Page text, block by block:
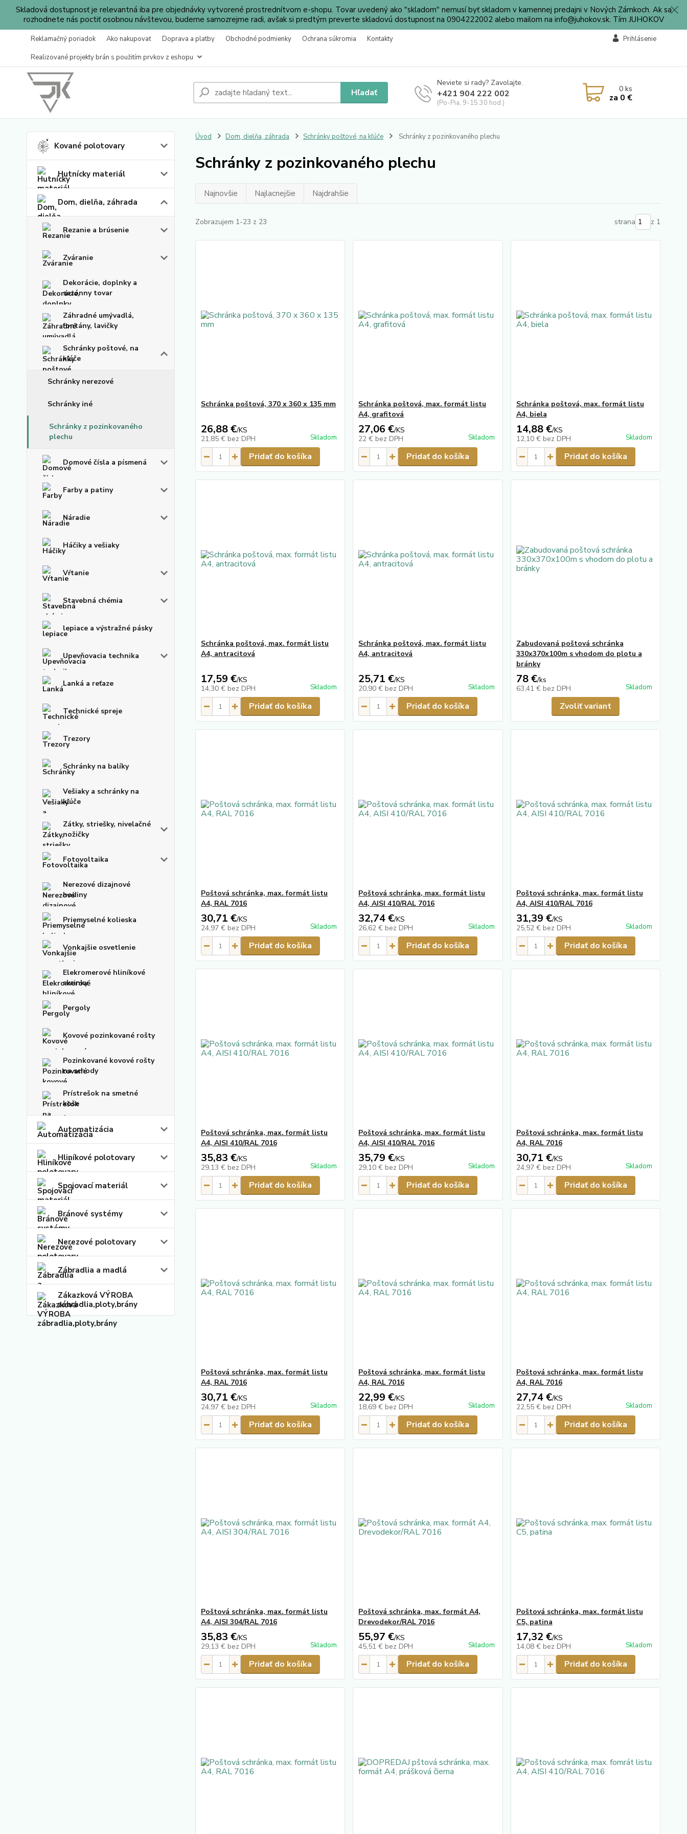
Skladová dostupnosť je relevantná iba pre objednávky vytvorené prostrednítvom e-shopu. Tovar uvedený ako "skladom" nemusí byť skladom v kamennej predajni v Nových Zámkoch. Ak sa
rozhodnete nás poctiť osobnou návštevou, budeme samozrejme radi, avšak si predtým preverte skladovú dostupnosť na 0904222002 alebo mailom na info@juhokov.sk. Tím JUHOKOV
Reklamačný poriadok Ako nakupovať Doprava a platby Obchodné podmienky Ochrana súkromia
Kontakty
Realizované projekty brán s použitím prvkov z eshopu
Prihlásenie
Hľadať
Neviete si rady? Zavolajte.
+421 904 222 002
(Po-Pia, 9-15.30 hod.)
0ks
za 0 €
Kované polotovary
Hutnícky materiál
Dom, dielňa, záhrada
Rezanie a brúsenie
Zváranie
Dekorácie, doplnky a
sezónny tovar
Záhradné umývadlá,
fontány, lavičky
Schránky poštové, na
kľúče
Schránky nerezové
Schránky iné
Schránky z pozinkovaného
plechu
Domové čísla a písmená
Farby a patiny
Náradie
Háčiky a vešiaky
Vŕtanie
Stavebná chémia
lepiace a výstražné pásky
Upevňovacia technika
Lanká a reťaze
Technické spreje
Trezory
Schránky na balíky
Vešiaky a schránky na
kľúče
Zátky, striešky, nivelačné
nožičky
Fotovoltaika
Nerezové dizajnové
hodiny
Priemyselné kolieska
Vonkajšie osvetlenie
Elekromerové hliníkové
skrinky
Pergoly
Kovové pozinkované rošty
Pozinkované kovové rošty
na schody
Prístrešok na smetné
koše
Automatizácia
Hliníkové polotovary
Spojovací materiál
Bránové systémy
Nerezové polotovary
Zábradlia a madlá
Zákazková VÝROBA
zábradlia,ploty,brány
Úvod Dom, dielňa, záhrada Schránky poštové, na kľúče Schránky z pozinkovaného plechu
Schránky z pozinkovaného plechu
Najnovšie Najlacnejšie Najdrahšie
Zobrazujem 1-23 z 23 strana z 1
Schránka poštová, 370 x 360 x 135 mm
26,88 €/KS
21,85 € bez DPH Skladom
Pridať do košíka
Schránka poštová, max. formát listu
A4, grafitová
27,06 €/KS
22 € bez DPH Skladom
Pridať do košíka
Schránka poštová, max. formát listu
A4, biela
14,88 €/KS
12,10 € bez DPH Skladom
Pridať do košíka
Schránka poštová, max. formát listu
A4, antracitová
17,59 €/KS
14,30 € bez DPH Skladom
Pridať do košíka
Schránka poštová, max. formát listu
A4, antracitová
25,71 €/KS
20,90 € bez DPH Skladom
Pridať do košíka
Zabudovaná poštová schránka
330x370x100m s vhodom do plotu a
bránky
78 €/ks
63,41 € bez DPH Skladom
Zvoliť variant
Poštová schránka, max. formát listu
A4, RAL 7016
30,71 €/KS
24,97 € bez DPH Skladom
Pridať do košíka
Poštová schránka, max. formát listu
A4, AISI 410/RAL 7016
32,74 €/KS
26,62 € bez DPH Skladom
Pridať do košíka
Poštová schránka, max. formát listu
A4, AISI 410/RAL 7016
31,39 €/KS
25,52 € bez DPH Skladom
Pridať do košíka
Poštová schránka, max. formát listu
A4, AISI 410/RAL 7016
35,83 €/KS
29,13 € bez DPH Skladom
Pridať do košíka
Poštová schránka, max. formát listu
A4, AISI 410/RAL 7016
35,79 €/KS
29,10 € bez DPH Skladom
Pridať do košíka
Poštová schránka, max. formát listu
A4, RAL 7016
30,71 €/KS
24,97 € bez DPH Skladom
Pridať do košíka
Poštová schránka, max. formát listu
A4, RAL 7016
30,71 €/KS
24,97 € bez DPH Skladom
Pridať do košíka
Poštová schránka, max. formát listu
A4, RAL 7016
22,99 €/KS
18,69 € bez DPH Skladom
Pridať do košíka
Poštová schránka, max. formát listu
A4, RAL 7016
27,74 €/KS
22,55 € bez DPH Skladom
Pridať do košíka
Poštová schránka, max. formát listu
A4, AISI 304/RAL 7016
35,83 €/KS
29,13 € bez DPH Skladom
Pridať do košíka
Poštová schránka, max. formát A4,
Drevodekor/RAL 7016
55,97 €/KS
45,51 € bez DPH Skladom
Pridať do košíka
Poštová schránka, max. formát listu
C5, patina
17,32 €/KS
14,08 € bez DPH Skladom
Pridať do košíka